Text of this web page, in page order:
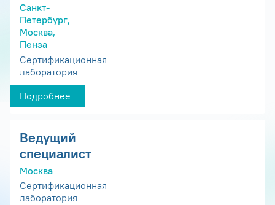
Санкт-
Петербург,
Москва,
Пенза
Сертификационная
лаборатория
Подробнее
Ведущий
специалист
Москва
Сертификационная
лаборатория